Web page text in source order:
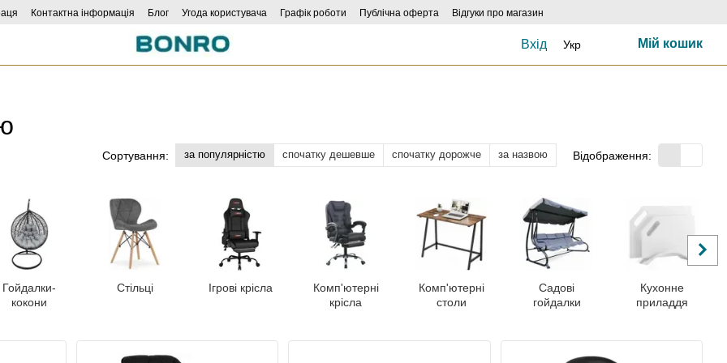
Контактна інформація Блог Угода користувача Графік роботи Публічна оферта
Відгуки про магазин
Вхід Укр Мій кошик
Сортування: за популярністю спочатку дешевше спочатку дорожче за назвою Відображення:
Гойдалки-
кокони
Стільці Ігрові крісла
Комп'ютерні
крісла
Комп'ютерні
столи
Садові
гойдалки
Кухонне
приладдя